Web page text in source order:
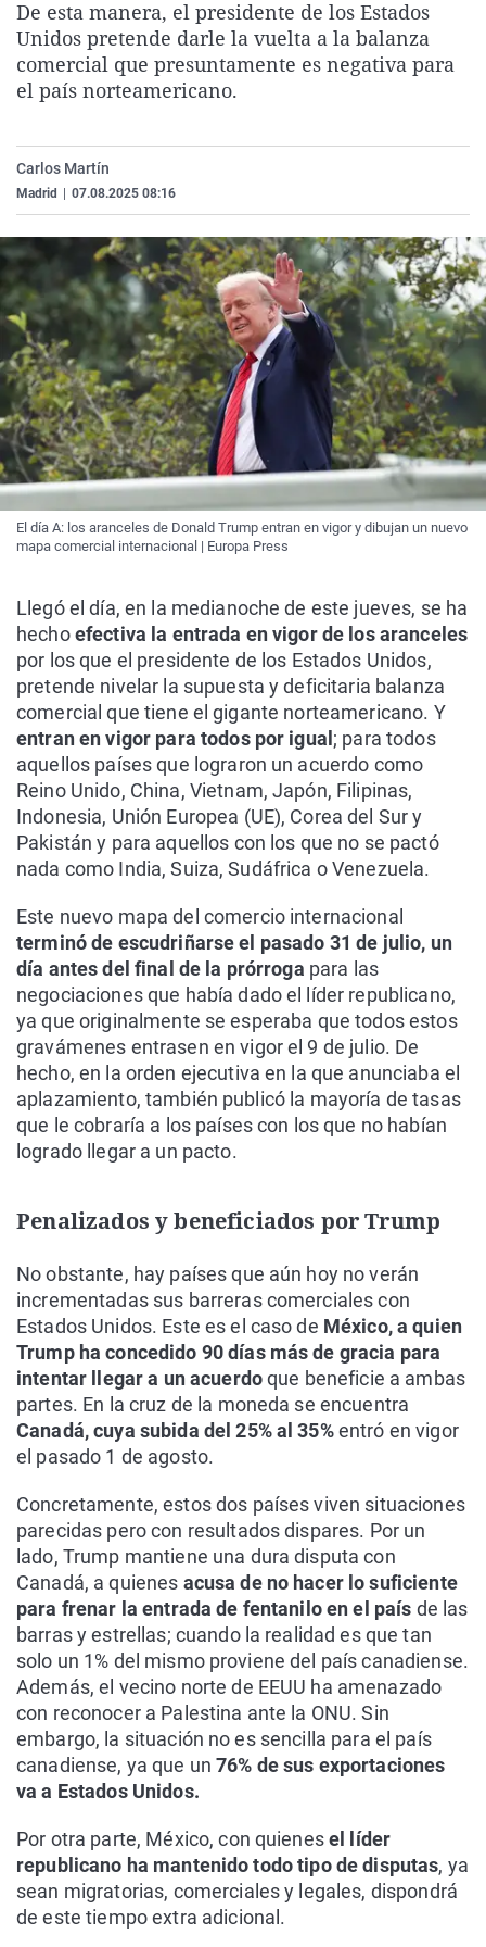
La rosa de los vientos
Gente viajera
Caso
Retornados
Extremadura
Galicia
Virales
Televisión
De esta manera, el presidente de los Estados
Unidos pretende darle la vuelta a la balanza
comercial que presuntamente es negativa para
el país norteamericano.
Carlos Martín
Madrid 07.08.2025 08:16
El día A: los aranceles de Donald Trump entran en vigor y dibujan un nuevo
mapa comercial internacional | Europa Press
Llegó el día, en la medianoche de este jueves, se ha
hechoefectiva la entrada en vigor de los aranceles
por los que el presidente de los Estados Unidos,
pretende nivelar la supuesta y deficitaria balanza
comercial que tiene el gigante norteamericano. Y
entran en vigor para todos por igual ; para todos
aquellos países que lograron un acuerdo como
Reino Unido, China, Vietnam, Japón, Filipinas,
Indonesia, Unión Europea (UE), Corea del Sur y
Pakistán y para aquellos con los que no se pactó
nada como India, Suiza, Sudáfrica o Venezuela.
Este nuevo mapa del comercio internacional
terminó de escudriñarse el pasado 31 de julio, un
día antes del final de la prórroga para las
negociaciones que había dado el líder republicano,
ya que originalmente se esperaba que todos estos
gravámenes entrasen en vigor el 9 de julio. De
hecho, en la orden ejecutiva en la que anunciaba el
aplazamiento, también publicó la mayoría de tasas
que le cobraría a los países con los que no habían
logrado llegar a un pacto.
Penalizados y beneficiados por Trump
No obstante, hay países que aún hoy no verán
incrementadas sus barreras comerciales con
Estados Unidos. Este es el caso de México, a quien
Trump ha concedido 90 días más de gracia para
intentar llegar a un acuerdoque beneficie a ambas
partes. En la cruz de la moneda se encuentra
Canadá, cuya subida del 25% al 35%entró en vigor
el pasado 1 de agosto.
Concretamente, estos dos países viven situaciones
parecidas pero con resultados dispares. Por un
lado, Trump mantiene una dura disputa con
Canadá, a quienes acusa de no hacer lo suficiente
para frenar la entrada de fentanilo en el país de las
barras y estrellas; cuando la realidad es que tan
solo un 1% del mismo proviene del país canadiense.
Además, el vecino norte de EEUU ha amenazado
con reconocer a Palestina ante la ONU. Sin
embargo, la situación no es sencilla para el país
canadiense, ya que un76% de sus exportaciones
va a Estados Unidos.
Por otra parte, México, con quienesel líder
republicano ha mantenido todo tipo de disputas, ya
sean migratorias, comerciales y legales, dispondrá
de este tiempo extra adicional.